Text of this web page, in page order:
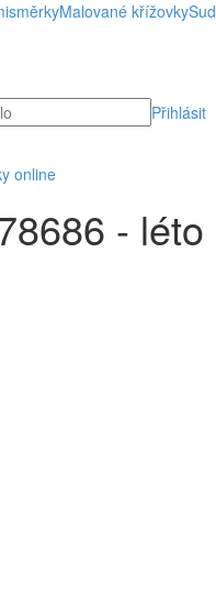
Malované křížovky
Přihlásit
- léto